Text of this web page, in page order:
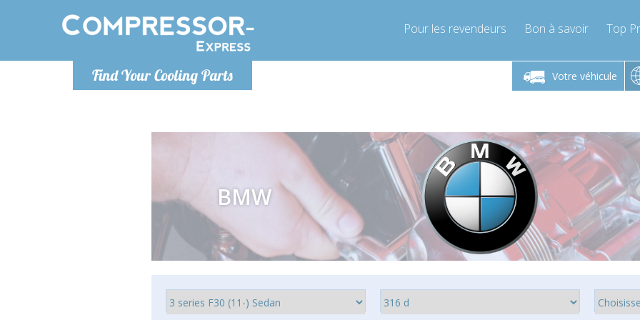
Find Your Cooling Parts
Pour les revendeurs Bon à savoir Top
Votre véhicule
Lundi-Vendredi 9h-17h
info@compressor-express.fr
Lundi-Vendredi 9h-17h Lundi-Vendredi 9h-17h
info@compressor-express.fr
BMW